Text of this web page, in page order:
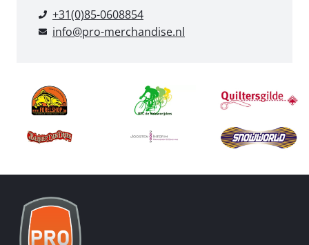
+31(0)85-0608854
info@pro-merchandise.nl